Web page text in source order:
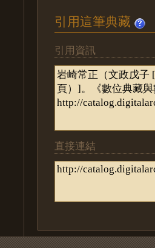
引用這筆典藏
引用資訊
直接連結